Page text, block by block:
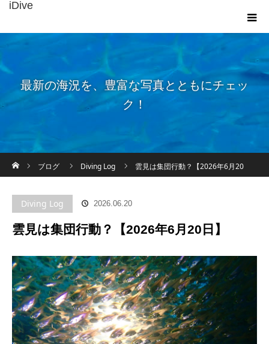
iDive
最新の海況を、豊富な写真とともにチェッ
ク！
ブログ
Diving Log 雲見は集団行動？【2026年6月20
Diving Log 2026.06.20
雲見は集団行動？【2026年6月20日】